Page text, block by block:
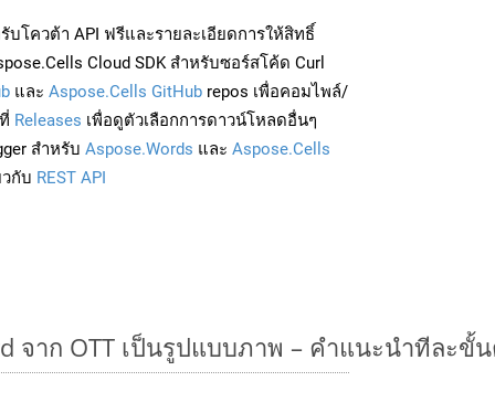
รับโควต้า API ฟรีและรายละเอียดการให้สิทธิ์
Cloud SDK สำหรับซอร์สโค้ด Curl
และ Aspose.Cells GitHub repos เพื่อคอมไพล์/
Releases เพื่อดูตัวเลือกการดาวน์โหลดอื่นๆ
สำหรับ Aspose.Words และ Aspose.Cells
กับ REST API
จาก OTT เป็นรูปแบบภาพ – คำแนะนำทีละขั้